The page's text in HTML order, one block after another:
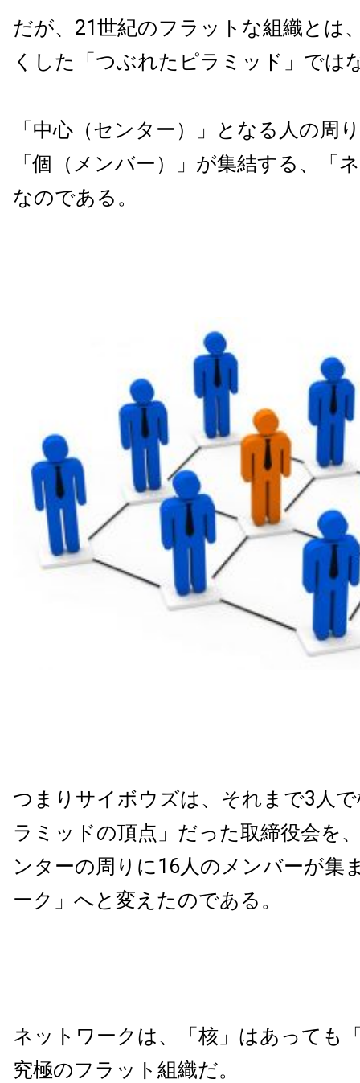
だが、21世紀のフラットな組織とは
くした「つぶれたピラミッド」では
「中心（センター）」となる人の周
「個（メンバー）」が集結する、「
なのである。
つまりサイボウズは、それまで3人
ラミッドの頂点」だった取締役会を
ンターの周りに16人のメンバーが集
ーク」へと変えたのである。
ネットワークは、「核」はあっても
究極のフラット組織だ。